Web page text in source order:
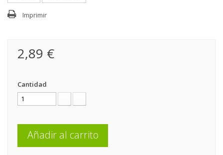
Imprimir
2,89 €
Cantidad
Añadir al carrito